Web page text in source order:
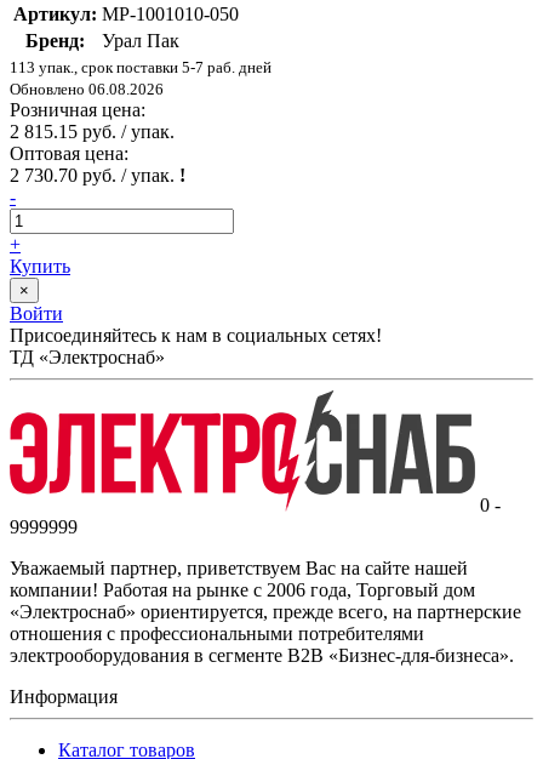
Артикул: МР-1001010-050
Бренд:
Урал Пак
113 упак., срок поставки 5-7 раб. дней
Обновлено 06.08.2026
Розничная цена:
2 815.15 руб. / упак.
Оптовая цена:
2 730.70 руб. / упак. !
-
+
Купить
×
Войти
Присоединяйтесь к нам в социальных сетях!
ТД «Электроснаб»
0 -
9999999
Уважаемый партнер, приветствуем Вас на сайте нашей
компании! Работая на рынке с 2006 года, Торговый дом
«Электроснаб» ориентируется, прежде всего, на партнерские
отношения с профессиональными потребителями
электрооборудования в сегменте B2B «Бизнес-для-бизнеса».
Информация
Каталог товаров